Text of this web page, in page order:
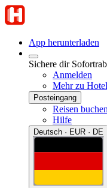
App herunterladen
Sichere dir
Anmelden
Mehr zu
Posteingang
Reisen buchen
Hilfe
Deutsch · EUR · DE